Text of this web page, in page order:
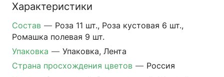
Характеристики
Состав — Роза 11 шт., Роза кустовая 6 шт.,
Ромашка полевая 9 шт.
Упаковка — Упаковка, Лента
Страна просхождения цветов — Россия